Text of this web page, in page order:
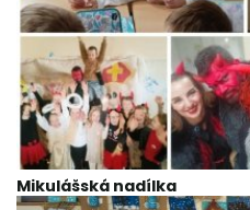
Mikulášská nadílka